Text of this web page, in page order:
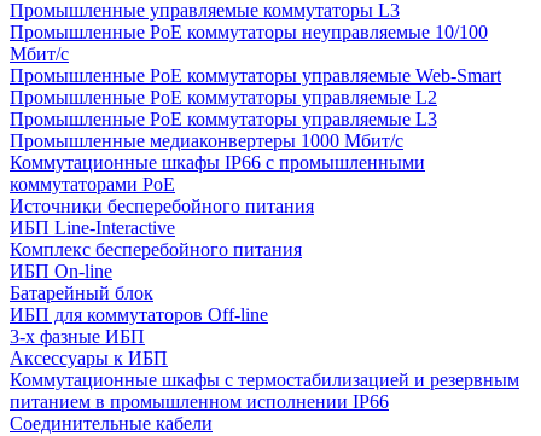
Промышленные управляемые коммутаторы L3
Промышленные PoE коммутаторы неуправляемые 10/100
Мбит/с
Промышленные PoE коммутаторы управляемые Web-Smart
Промышленные PoE коммутаторы управляемые L2
Промышленные PoE коммутаторы управляемые L3
Промышленные медиаконвертеры 1000 Мбит/с
Коммутационные шкафы IP66 c промышленными
коммутаторами PoE
Источники бесперебойного питания
ИБП Line-Interactive
Комплекс бесперебойного питания
ИБП On-line
Батарейный блок
ИБП для коммутаторов Off-line
3-х фазные ИБП
Аксессуары к ИБП
Коммутационные шкафы с термостабилизацией и резервным
питанием в промышленном исполнении IP66
Соединительные кабели